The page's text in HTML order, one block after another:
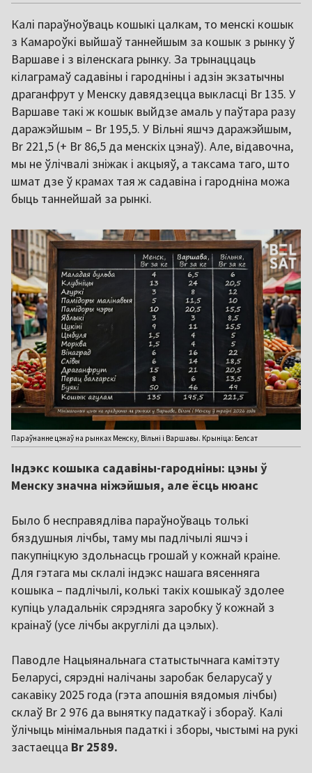
Калі параўноўваць кошыкі цалкам, то менскі кошык
з Камароўкі выйшаў таннейшым за кошык з рынку ў
Варшаве і з віленскага рынку. За трынаццаць
кілаграмаў садавіны і гародніны і адзін экзатычны
драганфрут у Менску давядзецца выкласці Br 135. У
Варшаве такі ж кошык выйдзе амаль у паўтара разу
даражэйшым – Br 195,5. У Вільні яшчэ даражэйшым,
Br 221,5 (+ Br 86,5 да менскіх цэнаў). Але, відавочна,
мы не ўлічвалі зніжак і акцыяў, а таксама таго, што
шмат дзе ў крамах тая ж садавіна і гародніна можа
быць таннейшай за рынкі.
Параўнанне цэнаў на рынках Менску, Вільні і Варшавы. Крыніца: Белсат
Індэкс кошыка садавіны-гародніны: цэны ў
Менску значна ніжэйшыя, але ёсць нюанс
Было б несправядліва параўноўваць толькі
бяздушныя лічбы, таму мы падлічылі яшчэ і
пакупніцкую здольнасць грошай у кожнай краіне.
Для гэтага мы склалі індэкс нашага вясенняга
кошыка – падлічылі, колькі такіх кошыкаў здолее
купіць уладальнік сярэдняга заробку ў кожнай з
краінаў (усе лічбы акруглілі да цэлых).
Паводле Нацыянальнага статыстычнага камітэту
Беларусі, сярэдні налічаны заробак беларусаў у
сакавіку 2025 года (гэта апошнія вядомыя лічбы)
склаў Br 2 976 да вынятку падаткаў і збораў. Калі
ўлічыць мінімальныя падаткі і зборы, чыстымі на рукі
застаецца Br 2589.